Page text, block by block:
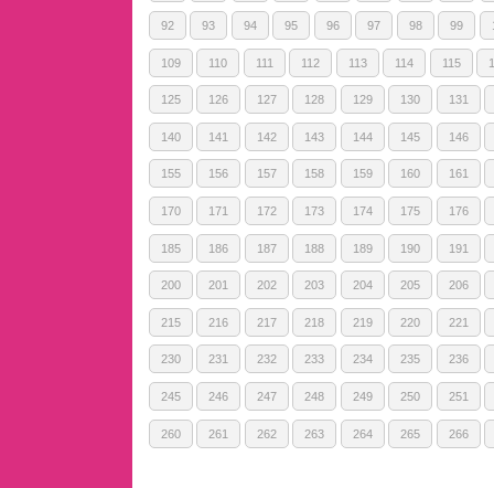
92 93 94 95 96 97 98 99
109 110 111 112 113 114 115
125 126 127 128 129 130 131
140 141 142 143 144 145 146
155 156 157 158 159 160 161
170 171 172 173 174 175 176
185 186 187 188 189 190 191
200 201 202 203 204 205 206
215 216 217 218 219 220 221
230 231 232 233 234 235 236
245 246 247 248 249 250 251
260 261 262 263 264 265 266